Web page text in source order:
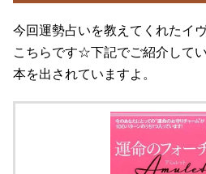
今回運勢占いを教えてくれたイ
こちらです☆下記でご紹介して
本を出されていますよ。